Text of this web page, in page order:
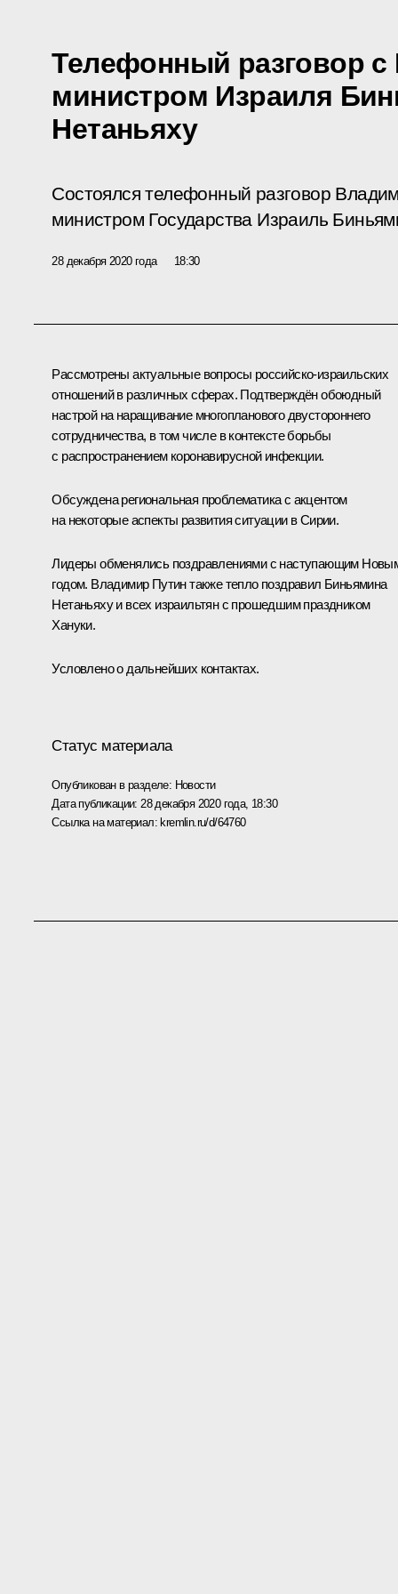
Телефонный разговор
министром Израиля
Нетаньяху
Состоялся телефонный разговор
министром Государства Израиль
28 декабря 2020 года 18:30
Рассмотрены актуальные вопросы российско-израильских
отношений в различных сферах. Подтверждён обоюдный
настрой на наращивание многопланового двустороннего
сотрудничества, в том числе в контексте борьбы
с распространением коронавирусной инфекции.
Обсуждена региональная проблематика с акцентом
на некоторые аспекты развития ситуации в Сирии.
Лидеры обменялись поздравлениями с наступающим
годом. Владимир Путин также тепло поздравил Биньямина
Нетаньяху и всех израильтян с прошедшим праздником
Хануки.
Условлено о дальнейших контактах.
Статус материала
Опубликован в разделе: Новости
Дата публикации: 28 декабря 2020 года, 18:30
Ссылка на материал: kremlin.ru/d/64760